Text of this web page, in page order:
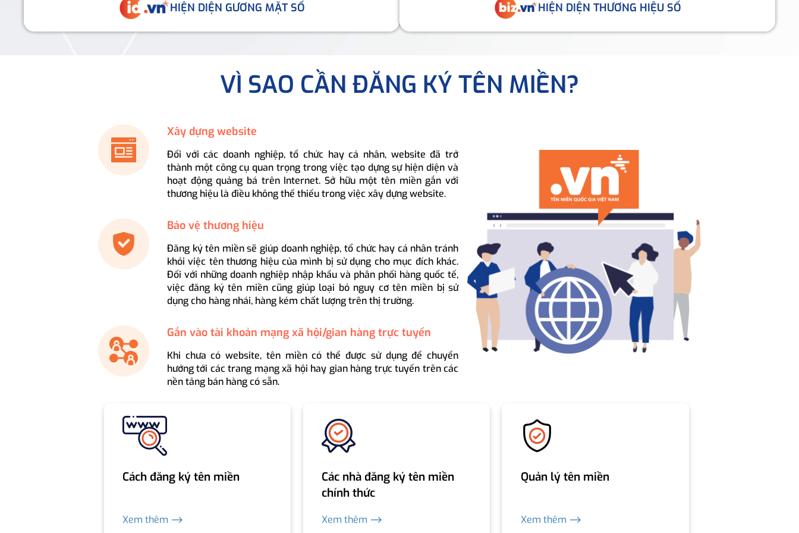
HIỆN DIỆN GƯƠNG MẶT SỐ HIỆN DIỆN THƯƠNG HIỆU SỐ
VÌ SAO CẦN ĐĂNG KÝ TÊN MIỀN?
Xây dựng website
Đối với các doanh nghiệp, tổ chức hay cá nhân, website đã trở
thành một công cụ quan trọng trong việc tạo dựng sự hiện diện và
hoạt động quảng bá trên Internet. Sở hữu một tên miền gắn với
thương hiệu là điều không thể thiếu trong việc xây dựng website.
Bảo vệ thương hiệu
Đăng ký tên miền sẽ giúp doanh nghiệp, tổ chức hay cá nhân tránh
khỏi việc tên thương hiệu của mình bị sử dụng cho mục đích khác.
Đối với những doanh nghiệp nhập khẩu và phân phối hàng quốc tế,
việc đăng ký tên miền cũng giúp loại bỏ nguy cơ tên miền bị sử
dụng cho hàng nhái, hàng kém chất lượng trên thị trường.
Gắn vào tài khoản mạng xã hội/gian hàng trực tuyến
Khi chưa có website, tên miền có thể được sử dụng để chuyển
hướng tới các trang mạng xã hội hay gian hàng trực tuyến trên các
nền tảng bán hàng có sẵn.
Cách đăng ký tên miền
Xem thêm ⟶
Các nhà đăng ký tên miền
chính thức
Xem thêm ⟶
Quản lý tên miền
Xem thêm ⟶